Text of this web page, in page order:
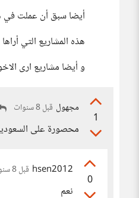
أيضا سبق أن عملت في
هذه المشاريع التي
و أيضا مشاريع ارى
1
مجهول قبل 8 سنوات
محصورة على
0
hsen2012 قبل 8 سنوات
نعم